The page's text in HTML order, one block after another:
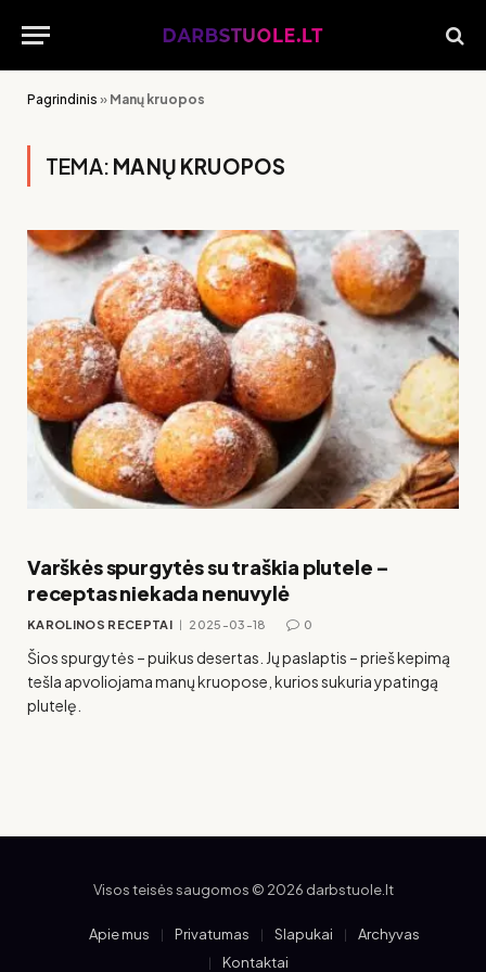
Pagrindinis » Manų kruopos
TEMA: MANŲ KRUOPOS
Varškės spurgytės su traškia plutele –
receptas niekada nenuvylė
KAROLINOS RECEPTAI 2025-03-18 0
Šios spurgytės – puikus desertas. Jų paslaptis – prieš kepimą
tešla apvoliojama manų kruopose, kurios sukuria ypatingą
plutelę.
Visos teisės saugomos © 2026 darbstuole.lt
Apie mus Privatumas Slapukai
Archyvas
Kontaktai